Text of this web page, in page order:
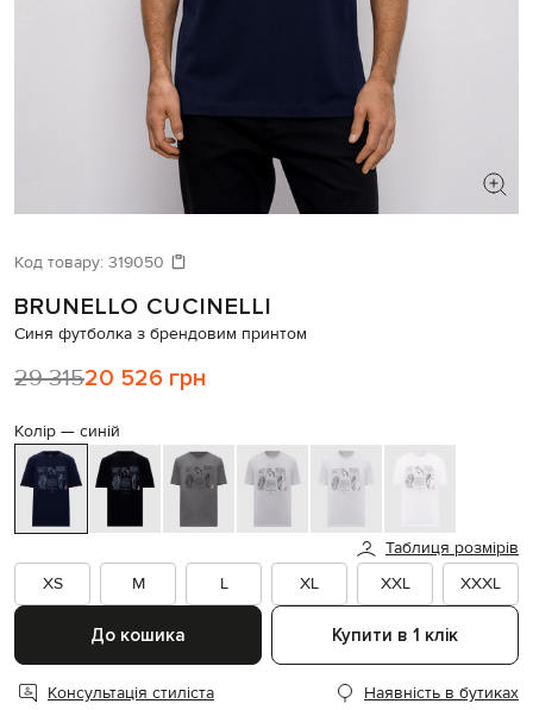
Давайте підберемо щось ще
Схожі товари
Код товару: 319050
BRUNELLO CUCINELLI
Синя футболка з брендовим принтом
29 31520 526 грн
Колір — синій
Таблиця розмірів
XS
M L XL XXL XXXL
До кошика Купити в 1 клік
Консультація стиліста Наявність в бутиках